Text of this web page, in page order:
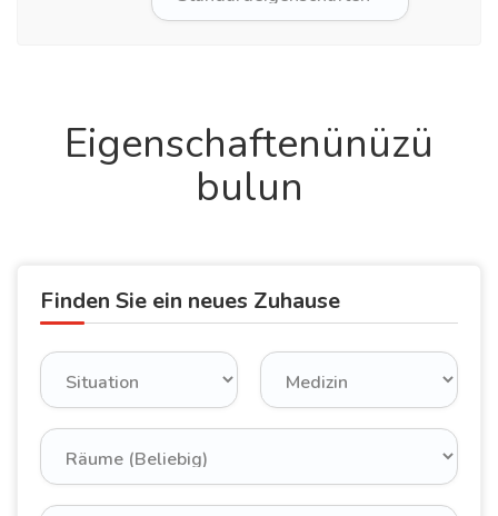
Eigenschaftenünüzü
bulun
Finden Sie ein neues Zuhause